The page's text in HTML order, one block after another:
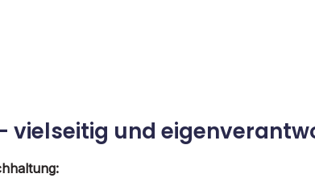
vielseitig und